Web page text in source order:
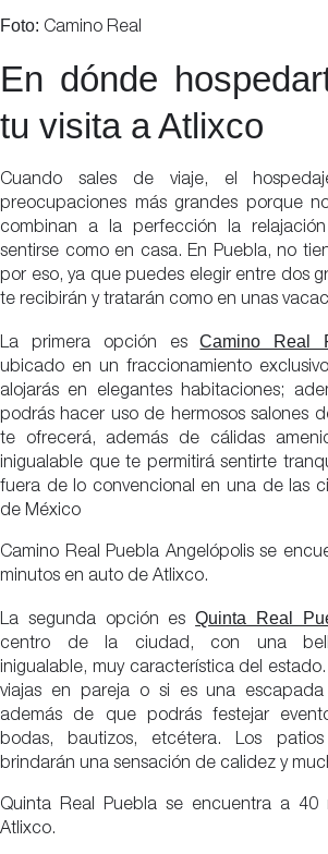
Foto: Camino Real
En dónde
tu visita a Atlixco
Cuando sales de viaje, el
preocupaciones más grandes porque
combinan a la perfección la
sentirse como en casa. En Puebla, no
por eso, ya que puedes elegir entre dos
te recibirán y tratarán como en unas
La primera opción esCamino Real
ubicado en un fraccionamiento
alojarás en elegantes habitaciones;
podrás hacer uso de hermosos salones
te ofrecerá, además de cálidas
inigualable que te permitirá sentirte
fuera de lo convencional en una de las
de México
Camino Real Puebla Angelópolis se
minutos en auto de Atlixco.
La segunda opción esQuinta Real
centro de la ciudad, con una
inigualable, muy característica del
viajas en pareja o si es una
además de que podrás festejar
bodas, bautizos, etcétera. Los
brindarán una sensación de calidez y
Quinta Real Puebla se encuentra a
Atlixco.